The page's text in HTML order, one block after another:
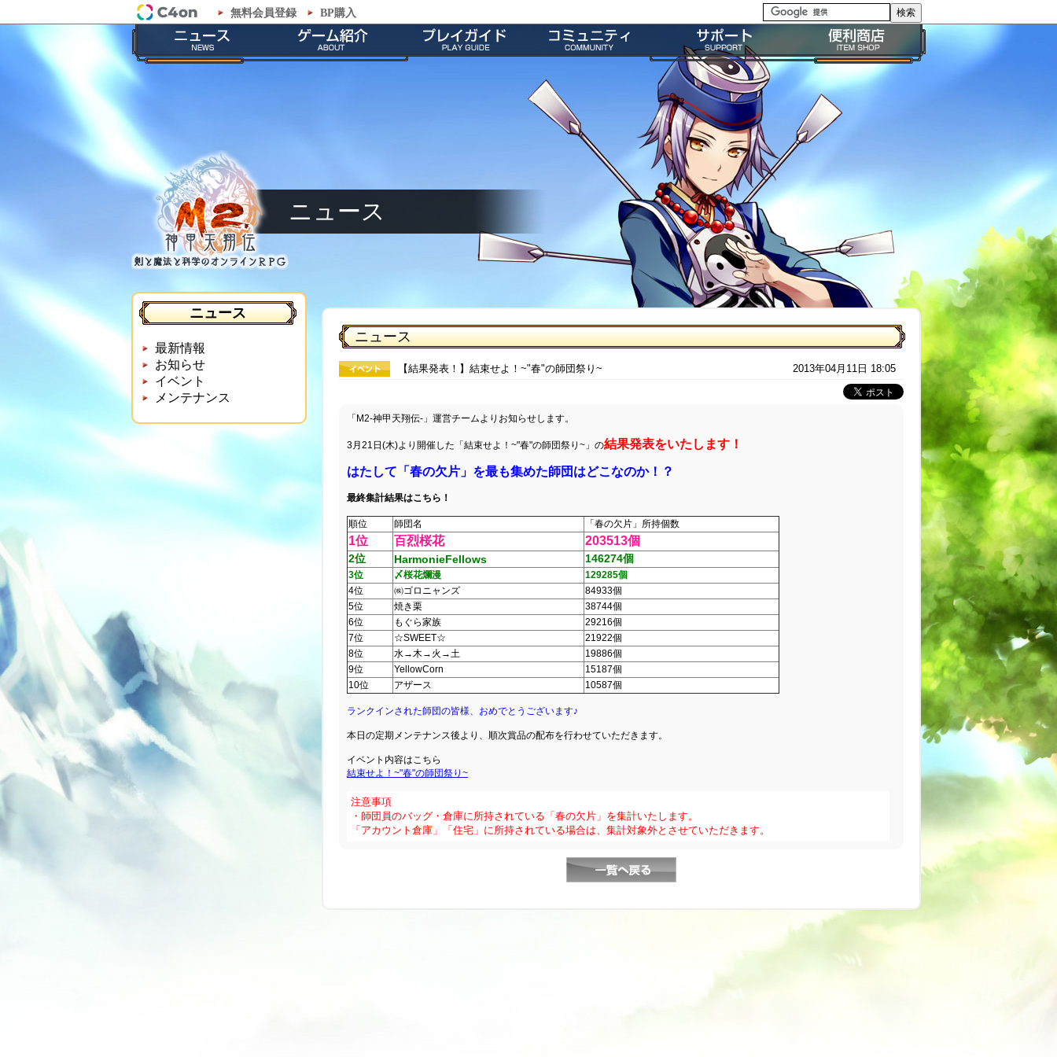
無料会員登録 BP購入
「M2-神甲天翔伝-」公式サイト
ニュース
師団＆友だち募集掲示板
ファンキット
ファンサイト
M2オリジナル辞書
壁紙
師団ランキング
よくある質問・FAQ
お問い合わせ
ガイドライン
利用規約
便利商店ガイド
BP購入ガイド
ニュース
最新情報
お知らせ
イベント
メンテナンス
ニュース
【結果発表！】結束せよ！~"春"の師団祭り~ 2013年04月11日 18:05
「M2-神甲天翔伝-」運営チームよりお知らせします。
3月21日(木)より開催した「結束せよ！~"春"の師団祭り~」の結果発表をいたします！
はたして「春の欠片」を最も集めた師団はどこなのか！？
最終集計結果はこちら！
順位 師団名 「春の欠片」所持個数
1位 百烈桜花 203513個
2位 HarmonieFellows 146274個
3位 〆桜花爛漫
129285個
4位
㈱ゴロニャンズ
84933個
5位
焼き栗
38744個
6位
もぐら家族
29216個
7位
☆SWEET☆
21922個
8位
水→木→火→土
19886個
9位
YellowCorn
15187個
10位
アザース 10587個
ランクインされた師団の皆様、おめでとうございます♪
本日の定期メンテナンス後より、順次賞品の配布を行わせていただきます。
イベント内容はこちら
結束せよ！~"春"の師団祭り~
注意事項
・師団員のバッグ・倉庫に所持されている「春の欠片」を集計いたします。
「アカウント倉庫」「住宅」に所持されている場合は、集計対象外とさせていただきます。